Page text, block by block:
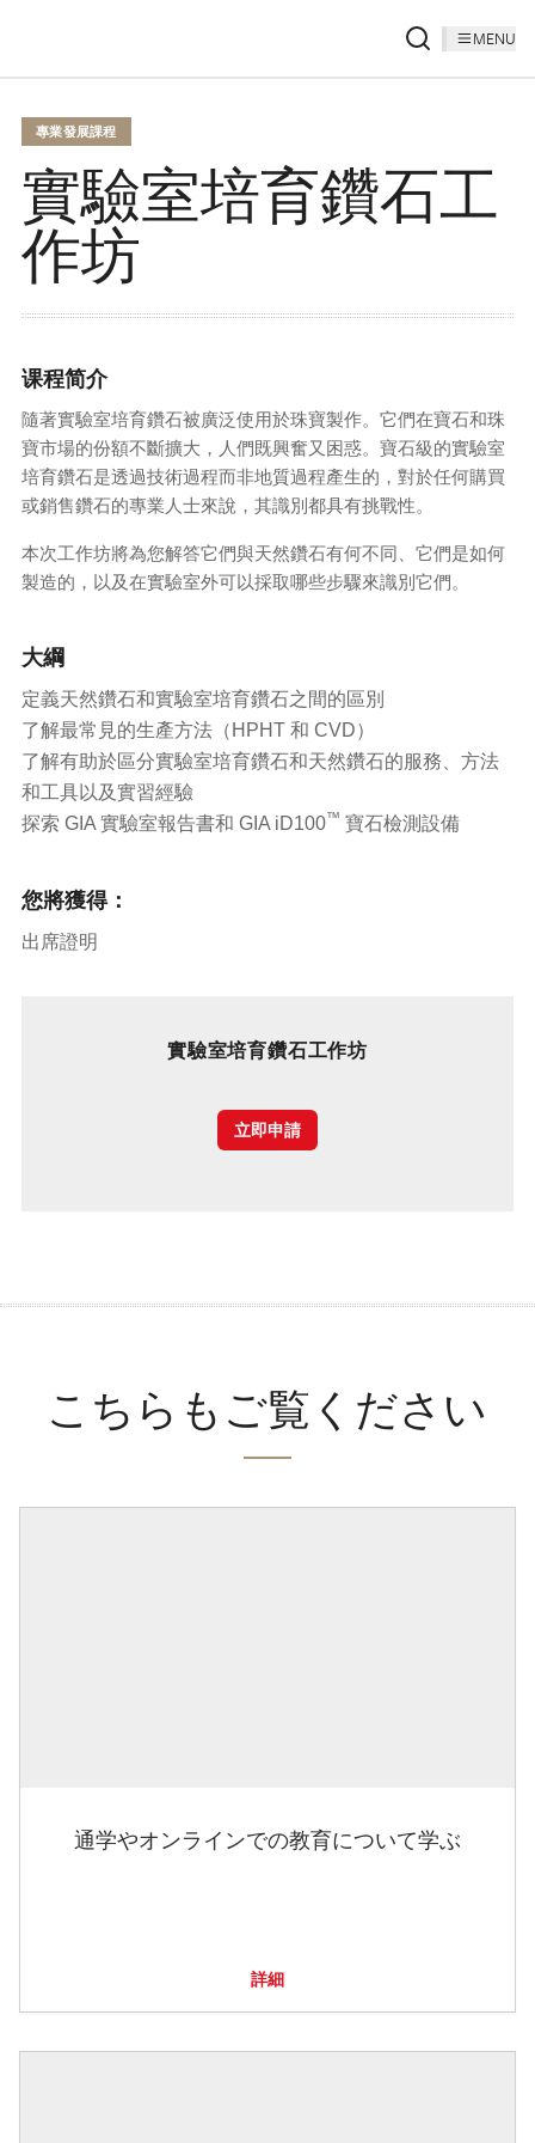
MENU
專業發展課程
實驗室培育鑽石工
作坊
课程简介
隨著實驗室培育鑽石被廣泛使用於珠寶製作。它們在寶石和珠
寶市場的份額不斷擴大，人們既興奮又困惑。寶石級的實驗室
培育鑽石是透過技術過程而非地質過程產生的，對於任何購買
或銷售鑽石的專業人士來說，其識別都具有挑戰性。
本次工作坊將為您解答它們與天然鑽石有何不同、它們是如何
製造的，以及在實驗室外可以採取哪些步驟來識別它們。
大綱
定義天然鑽石和實驗室培育鑽石之間的區別
了解最常見的生產方法（HPHT 和 CVD）
了解有助於區分實驗室培育鑽石和天然鑽石的服務、方法
和工具以及實習經驗
探索 GIA 實驗室報告書和 GIA iD100™ 寶石檢測設備
您將獲得：
出席證明
實驗室培育鑽石工作坊
立即申請
こちらもご覧ください
通学やオンラインでの教育について学ぶ
詳細